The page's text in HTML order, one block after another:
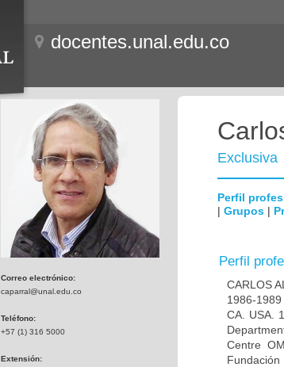
docentes.unal.edu.co
Correo electrónico:
caparral@unal.edu.co
Teléfono:
+57 (1) 316 5000
Extensión:
Exclusiva
Perfil
| Grupos |
Perfil
CARLOS
1986-
CA. USA.
Centre